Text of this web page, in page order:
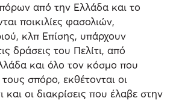
από την Ελλάδα και το
ποικιλίες φασολιών,
κλπ Επίσης, υπάρχουν
δράσεις του Πελίτι, από
και όλο τον κόσμο που
σπόρο, εκθέτονται οι
και οι διακρίσεις που έλαβε στην